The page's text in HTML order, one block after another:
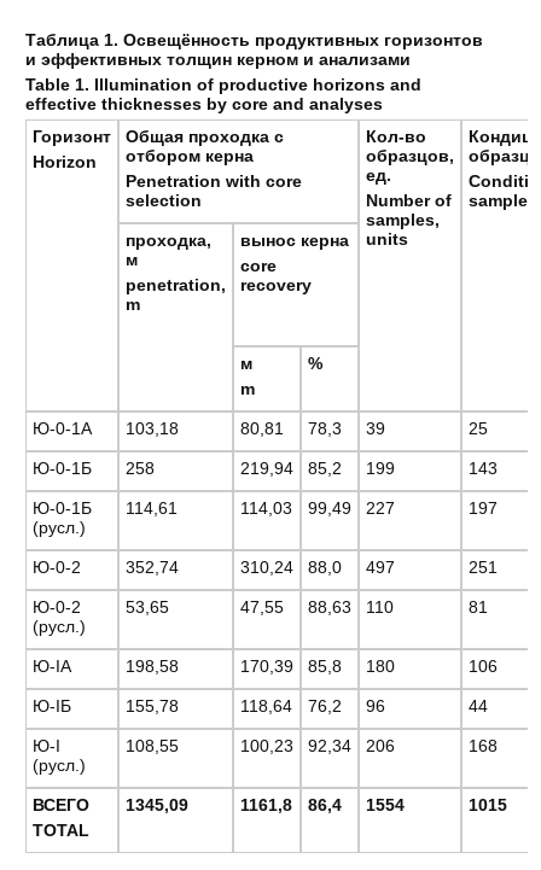
Таблица 1. Освещённость продуктивных горизонтов
и эффективных толщин керном и анализами
Table 1. Illumination of productive horizons and
effective thicknesses by core and analyses
Горизонт
Horizon
Общая проходка с
отбором керна
Penetration with core
selection
Кол-во
образцов,
ед.
Number of
samples,
units
проходка,
м
penetration,
m
вынос керна
core
recovery
м
m
%
Ю-0-1А 103,18 80,81 78,3 39 25
Ю-0-1Б 258 219,94 85,2 199 143
Ю-0-1Б
(русл.)
114,61 114,03 99,49 227 197
Ю-0-2 352,74 310,24 88,0 497 251
Ю-0-2
(русл.)
53,65 47,55 88,63 110 81
Ю-IА 198,58 170,39 85,8 180 106
Ю-IБ 155,78 118,64 76,2 96 44
Ю-I
(русл.)
108,55 100,23 92,34 206 168
ВСЕГО
TOTAL
1345,09 1161,8 86,4 1554 1015